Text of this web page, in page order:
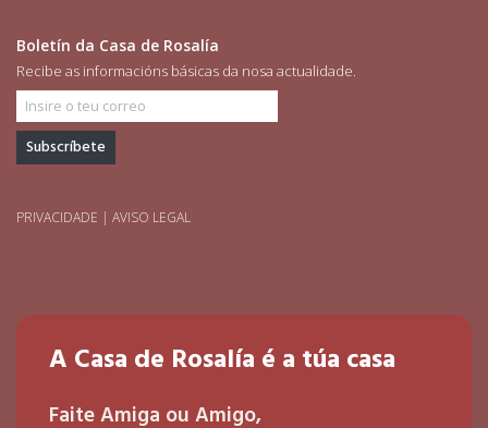
Boletín da Casa de Rosalía
Recibe as informacións básicas da nosa actualidade.
Insire o teu correo
PRIVACIDADE | AVISO LEGAL
A Casa de Rosalía é a túa casa
Faite Amiga ou Amigo,